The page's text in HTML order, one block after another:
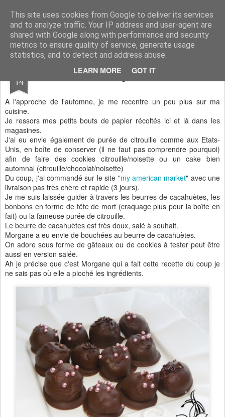
This site uses cookies from Google to deliver its services
and to analyze traffic. Your IP address and user-agent are
shared with Google along with performance and security
metrics to ensure quality of service, generate usage
statistics, and to detect and address abuse.
LEARN MORE GOT IT
Aux papilles by Virginie
14 Bouchées gourmandes
A l'approche de l'automne, je me recentre un peu plus sur ma
cuisine.
Je ressors mes petits bouts de papier récoltés ici et là dans les
magasines.
J'ai eu envie également de purée de citrouille comme aux Etats-
Unis, en boîte de conserver (il ne faut pas comprendre pourquoi)
afin de faire des cookies citrouille/noisette ou un cake bien
automnal (citrouille/chocolat/noisette)
Du coup, j'ai commandé sur le site "my american market" avec une
livraison pas très chère et rapide (3 jours).
Je me suis laissée guider à travers les beurres de cacahuètes, les
bonbons en forme de tête de mort (craquage plus pour la boîte en
fait) ou la fameuse purée de citrouille.
Le beurre de cacahuètes est très doux, salé à souhait.
Morgane a eu envie de bouchées au beurre de cacahuètes.
On adore sous forme de gâteaux ou de cookies à tester peut être
aussi en version salée.
Ah je précise que c'est Morgane qui a fait cette recette du coup je
ne sais pas où elle a pioché les ingrédients.